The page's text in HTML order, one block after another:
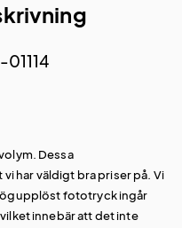
01114
Dessa
har väldigt bra priser på. Vi
fototryck ingår
innebär att det inte